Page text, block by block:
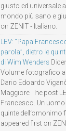
giusto ed universale
mondo più sano e
on ZENIT - Italiano.
LEV: “Papa
parola”, dietro le
di Wim Wenders
Volume fotografico
Dario Edoardo
Maggiore The post
Francesco. Un uomo
quinte dell’omonimo
appeared first on